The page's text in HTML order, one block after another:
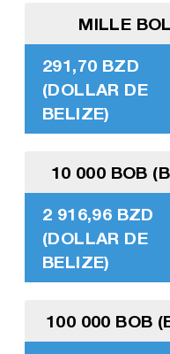
MILLE
291,70 BZD
(DOLLAR DE
BELIZE)
10 000 BOB
2 916,96 BZD
(DOLLAR DE
BELIZE)
100 000 BOB